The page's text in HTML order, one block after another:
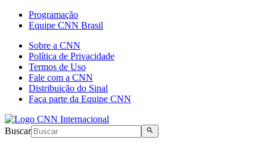
Programação
Equipe CNN Brasil
Sobre a CNN
Política de Privacidade
Termos de Uso
Fale com a CNN
Distribuição do Sinal
Faça parte da Equipe CNN
Buscar